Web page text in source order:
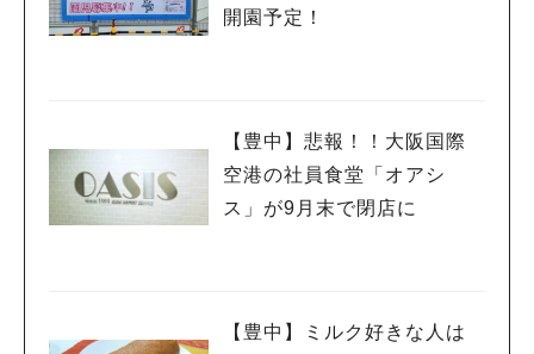
開園予定！
【豊中】悲報！！大阪国際
空港の社員食堂「オアシ
ス」が9月末で閉店に
【豊中】ミルク好きな人は